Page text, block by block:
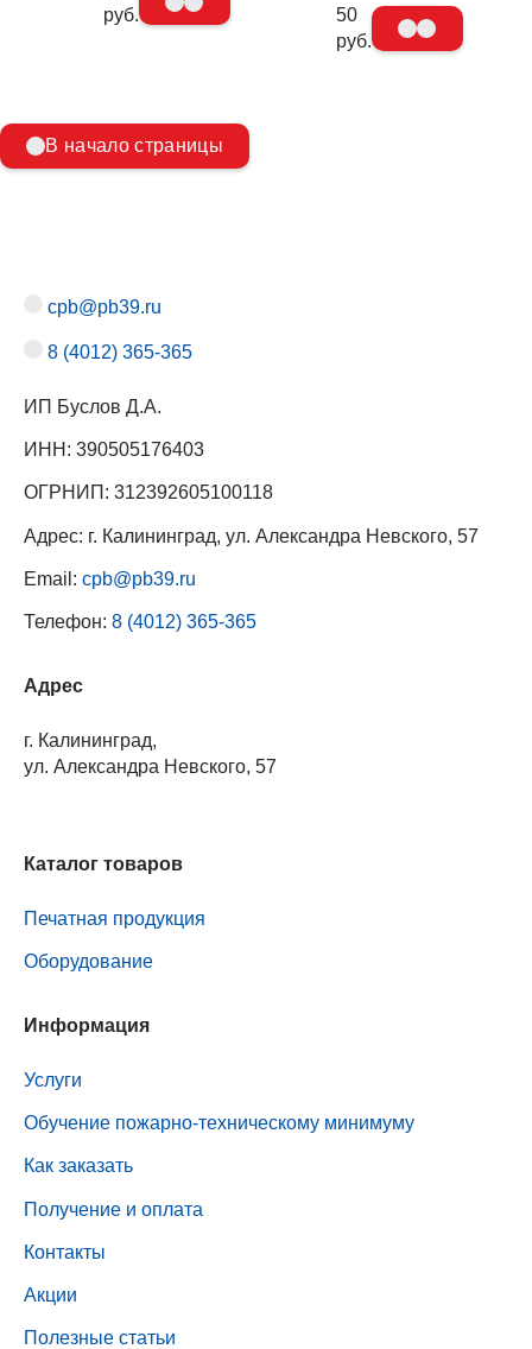
руб.
50
руб.
В начало страницы
cpb@pb39.ru
8 (4012) 365-365
ИП Буслов Д.А.
ИНН: 390505176403
ОГРНИП: 312392605100118
Адрес: г. Калининград, ул. Александра Невского, 57
Email: cpb@pb39.ru
Телефон: 8 (4012) 365-365
Адрес
г. Калининград,
ул. Александра Невского, 57
Каталог товаров
Печатная продукция
Оборудование
Информация
Услуги
Обучение пожарно-техническому минимуму
Как заказать
Получение и оплата
Контакты
Акции
Полезные статьи